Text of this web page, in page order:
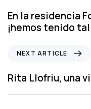
e
v
i
A
r
En la residencia
¡hemos tenido
x
t
A
NEXT ARTICLE
Rita Llofriu, una